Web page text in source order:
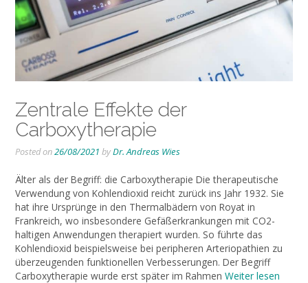
Zentrale Effekte der
Carboxytherapie
Posted on26/08/2021 byDr. Andreas Wies
Älter als der Begriff: die Carboxytherapie Die therapeutische
Verwendung von Kohlendioxid reicht zurück ins Jahr 1932. Sie
hat ihre Ursprünge in den Thermalbädern von Royat in
Frankreich, wo insbesondere Gefäßerkrankungen mit CO2-
haltigen Anwendungen therapiert wurden. So führte das
Kohlendioxid beispielsweise bei peripheren Arteriopathien zu
überzeugenden funktionellen Verbesserungen. Der Begriff
Carboxytherapie wurde erst später im Rahmen Weiter lesen